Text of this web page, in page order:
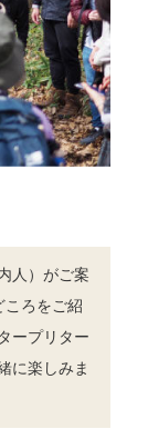
人）がご案
ころをご紹
ープリター
に楽しみま